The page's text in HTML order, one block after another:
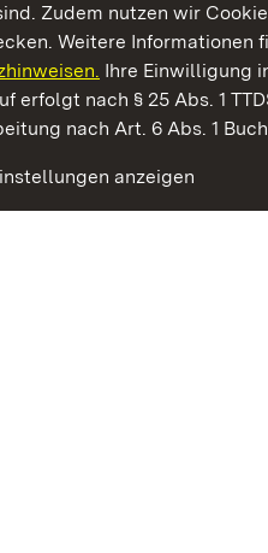
Zudem nutzen wir
Weitere Informationen
Ihre Einwilligung
erfolgt nach § 25 Abs. 1
nach Art. 6 Abs. 1
anzeigen
Staunen. Genießen.